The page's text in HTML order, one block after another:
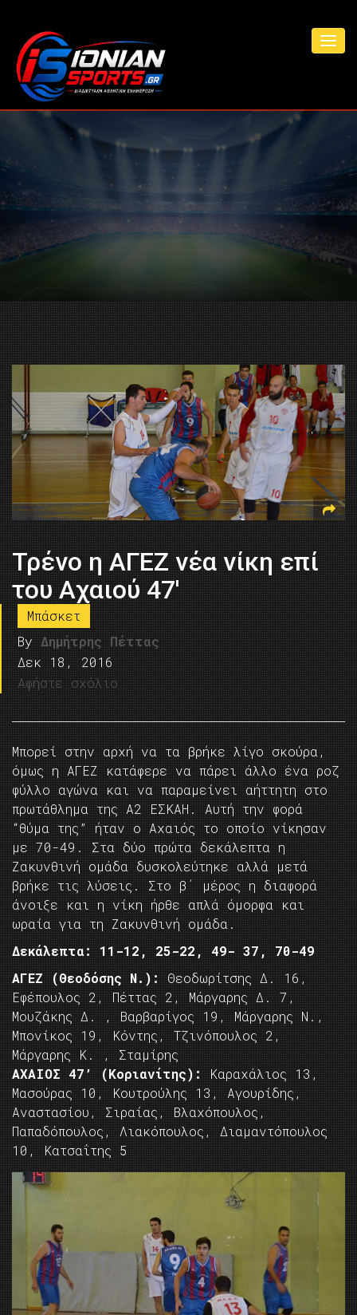
Τρένο η ΑΓΕΖ νέα νίκη επί
του Αχαιού 47′
Μπάσκετ
By Δημήτρης Πέττας
Δεκ 18, 2016
Αφήστε σχόλιο
Μπορεί στην αρχή να τα βρήκε λίγο σκούρα,
όμως η ΑΓΕΖ κατάφερε να πάρει άλλο ένα ροζ
φύλλο αγώνα και να παραμείνει αήττητη στο
πρωτάθλημα της Α2 ΕΣΚΑΗ. Αυτή την φορά
“θύμα της” ήταν ο Αχαιός το οποίο νίκησαν
με 70-49. Στα δύο πρώτα δεκάλεπτα η
Ζακυνθινή ομάδα δυσκολεύτηκε αλλά μετά
βρήκε τις λύσεις. Στο β΄ μέρος η διαφορά
άνοιξε και η νίκη ήρθε απλά όμορφα και
ωραία για τη Ζακυνθινή ομάδα.
Δεκάλεπτα: 11-12, 25-22, 49- 37, 70-49
ΑΓΕΖ (Θεοδόσης Ν.):
Θεοδωρίτσης Δ. 16,
Εφέπουλος 2, Πέττας 2, Μάργαρης Δ. 7,
Μουζάκης Δ. , Βαρβαρίγος 19, Μάργαρης Ν.,
Μπονίκος 19, Κόντης, Τζινόπουλος 2,
Μάργαρης Κ. , Σταμίρης
ΑΧΑΙΟΣ 47’ (Κοριανίτης):
Καραχάλιος 13,
Μασούρας 10, Κουτρούλης 13, Αγουρίδης,
Αναστασίου, Σιραίας, Βλαχόπουλος,
Παπαδόπουλος, Λιακόπουλος, Διαμαντόπουλος
10, Κατσαΐτης 5